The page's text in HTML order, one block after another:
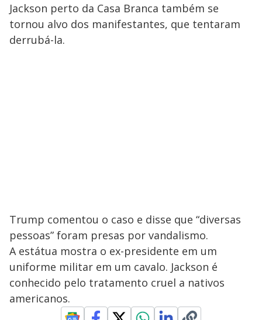
Jackson perto da Casa Branca também se
tornou alvo dos manifestantes, que tentaram
derrubá-la.
Trump comentou o caso e disse que “diversas
pessoas” foram presas por vandalismo.
A estátua mostra o ex-presidente em um
uniforme militar em um cavalo. Jackson é
conhecido pelo tratamento cruel a nativos
americanos.